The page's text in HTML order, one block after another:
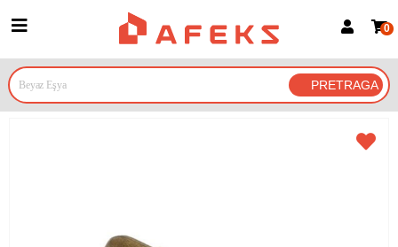
Prijava za članove
Prijavite se Google nalogom
0